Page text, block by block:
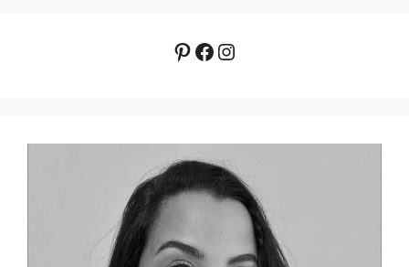
Pinterest
Facebook
Instagram